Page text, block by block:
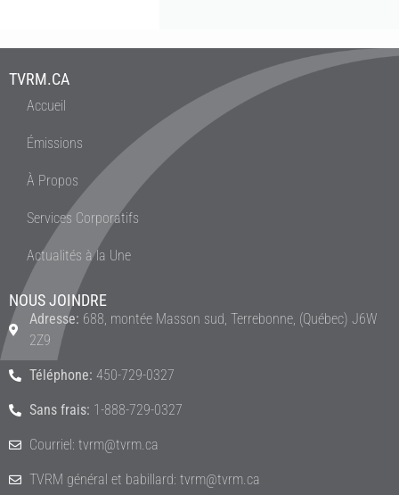
TVRM.CA
Accueil
Émissions
À Propos
Services Corporatifs
Actualités à la Une
NOUS JOINDRE
Adresse: 688, montée Masson sud, Terrebonne, (Québec) J6W
2Z9
Téléphone: 450-729-0327
Sans frais: 1-888-729-0327
Courriel: tvrm@tvrm.ca
TVRM général et babillard: tvrm@tvrm.ca